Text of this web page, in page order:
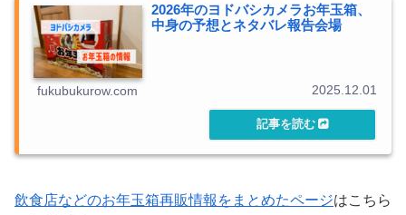
2026年のヨドバシカメラお年玉箱、
中身の予想とネタバレ報告会場
fukubukurow.com 2025.12.01
飲食店などのお年玉箱再販情報をまとめたページはこちら